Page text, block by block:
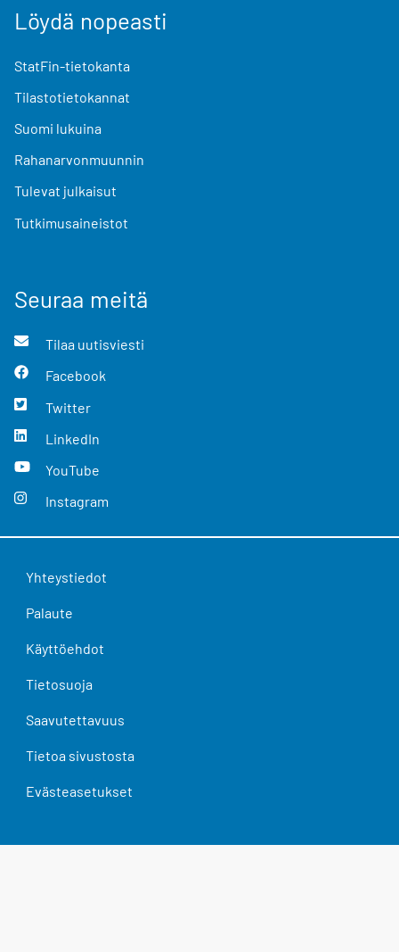
Löydä nopeasti
StatFin-tietokanta
Tilastotietokannat
Suomi lukuina
Rahanarvonmuunnin
Tulevat julkaisut
Tutkimusaineistot
Seuraa meitä
Tilaa uutisviesti
Facebook
Twitter
LinkedIn
YouTube
Instagram
Yhteystiedot
Palaute
Käyttöehdot
Tietosuoja
Saavutettavuus
Tietoa sivustosta
Evästeasetukset